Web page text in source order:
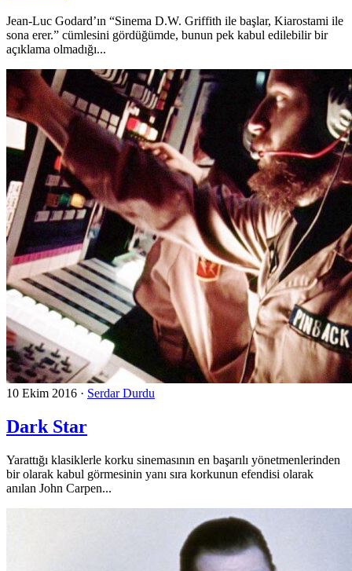
Jean-Luc Godard’ın “Sinema D.W. Griffith ile başlar, Kiarostami ile
sona erer.” cümlesini gördüğümde, bunun pek kabul edilebilir bir
açıklama olmadığı...
10 Ekim 2016 · Serdar Durdu
Dark Star
Yarattığı klasiklerle korku sinemasının en başarılı yönetmenlerinden
bir olarak kabul görmesinin yanı sıra korkunun efendisi olarak
anılan John Carpen...